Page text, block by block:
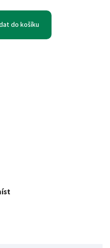
do košíku